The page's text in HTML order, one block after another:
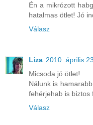
Én a mikrózott
hatalmas ötlet! Jó
Válasz
Liza 2010. április
Micsoda jó ötlet!
Nálunk is
fehérjehab is biztos
Válasz